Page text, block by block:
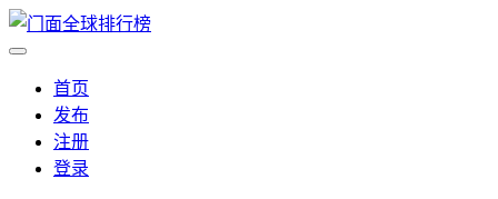
首页
发布
注册
登录